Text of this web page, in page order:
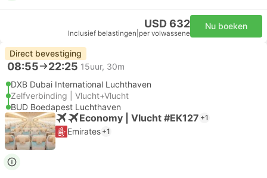
USD 632
Inclusief belastingen per volwassene
Nu boeken
Direct bevestiging
08:55 22:25 15uur, 30m
DXB Dubai International Luchthaven
Zelfverbinding | Vlucht+Vlucht
BUD Boedapest Luchthaven
Economy | Vlucht #EK127 +1
Emirates +1